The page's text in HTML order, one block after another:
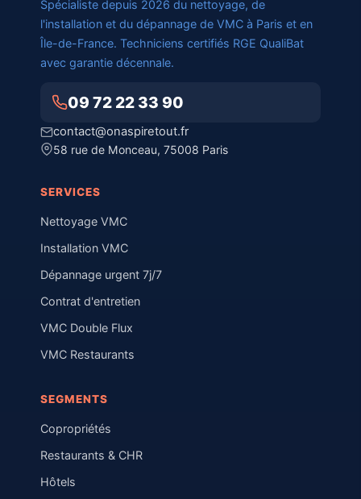
Spécialiste depuis 2026 du nettoyage, de
l'installation et du dépannage de VMC à Paris et en
Île-de-France. Techniciens certifiés RGE QualiBat
avec garantie décennale.
09 72 22 33 90
contact@onaspiretout.fr
58 rue de Monceau, 75008 Paris
SERVICES
Nettoyage VMC
Installation VMC
Dépannage urgent 7j/7
Contrat d'entretien
VMC Double Flux
VMC Restaurants
SEGMENTS
Copropriétés
Restaurants & CHR
Hôtels